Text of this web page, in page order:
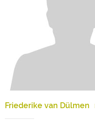
Friederike van Dülmen